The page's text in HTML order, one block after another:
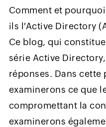
Comment et
ils l'Active Directory
Ce blog, qui
série Active
réponses. Dans cette
examinerons ce que
compromettant la
examinerons